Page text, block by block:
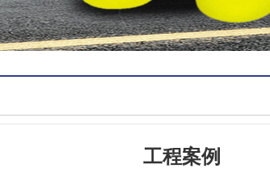
工程案例